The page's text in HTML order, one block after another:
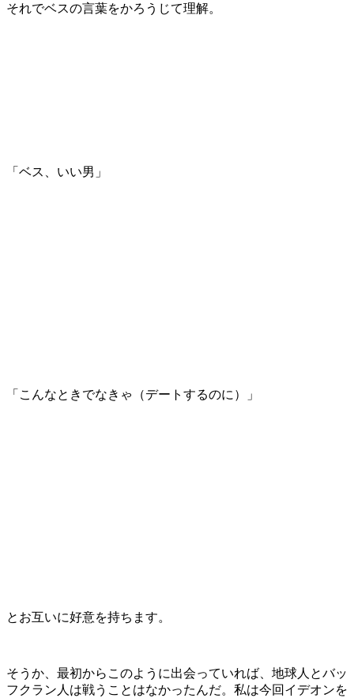
それでベスの言葉をかろうじて理解。
「ベス、いい男」
「こんなときでなきゃ（デートするのに）」
とお互いに好意を持ちます。
そうか、最初からこのように出会っていれば、地球人とバッ
フクラン人は戦うことはなかったんだ。私は今回イデオンを